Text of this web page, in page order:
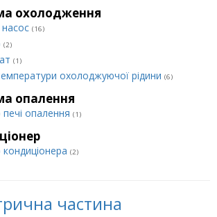
охолодження
(16)
(2)
(1)
охолоджуючої рідини (6)
опалення
печі опалення (1)
кондиціонера (2)
частина